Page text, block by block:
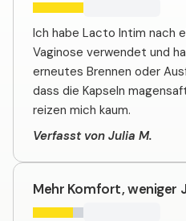
Ich habe Lacto Intim nach
Vaginose verwendet und
erneutes Brennen oder
dass die Kapseln
reizen mich kaum.
Verfasst von Julia M.
Mehr Komfort, weniger